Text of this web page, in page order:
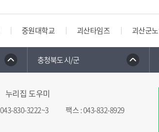
중원대학교 괴산타임즈 괴산군
충청북도 시/군
누리집 도우미
043-830-3222~3 팩스:043-832-8929